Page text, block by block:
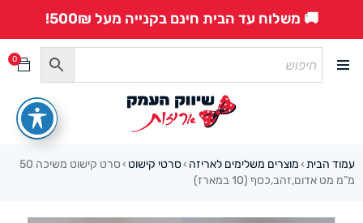
🚚 משלוח עד הבית חינם בקנייה מעל 500₪!
0
עמוד הבית › מוצרים משלימים לאריזה ›סרטי קישוט ›
סרט קישוט משיכה 50
מ”מ מט אדום,זהב,כסף (10 במארז)